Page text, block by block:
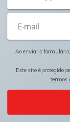
Ao enviar o
Este site é protegido
termos